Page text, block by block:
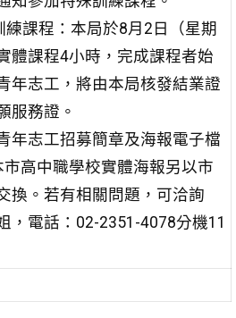
練課程：本局於8月2日（星期
體課程4小時，完成課程者始
年志工，將由本局核發結業證
服務證。
年志工招募簡章及海報電子檔
高中職學校實體海報另以市
換。若有相關問題，可洽詢
，電話：02-2351-4078分機11